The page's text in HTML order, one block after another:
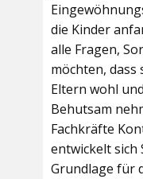
die Kinder
alle Fragen,
möchten, dass
Eltern wohl
Behutsam
Fachkräfte
entwickelt sich
Grundlage für